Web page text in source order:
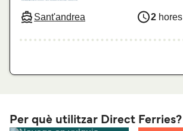
Sant'andrea 2 hores
Per què utilitzar Direct Ferries?